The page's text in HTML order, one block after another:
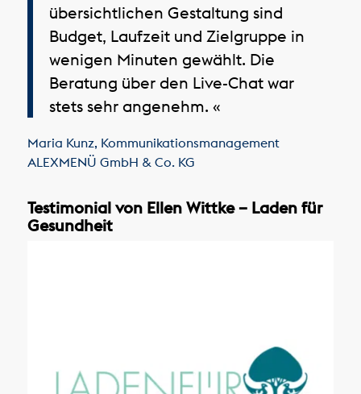
übersichtlichen Gestaltung sind
Budget, Laufzeit und Zielgruppe in
wenigen Minuten gewählt. Die
Beratung über den Live-Chat war
stets sehr angenehm. «
Maria Kunz, Kommunikationsmanagement
ALEXMENÜ GmbH & Co. KG
Testimonial von Ellen Wittke – Laden für
Gesundheit